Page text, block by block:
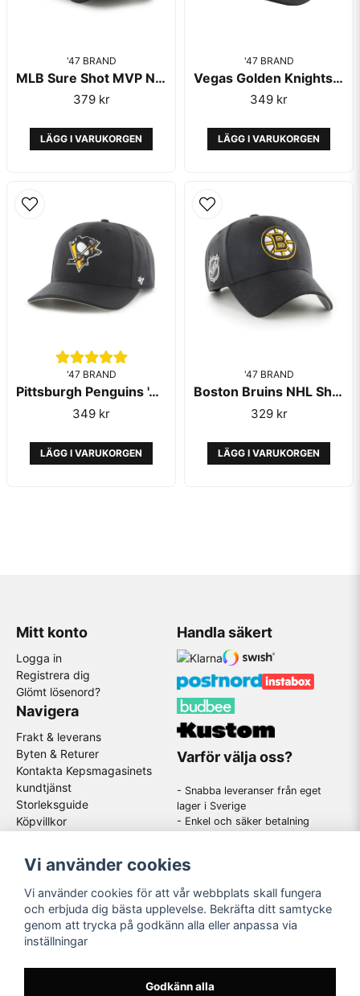
'47 BRAND
MLB Sure Shot MVP New York Yankees Navy - '47 Brand
379 kr
LÄGG I VARUKORGEN
'47 BRAND
Vegas Golden Knights '47 MVP Cold Zone Black/Gold
349 kr
LÄGG I VARUKORGEN
'47 BRAND
Pittsburgh Penguins '47 MVP Cold Zone Black
349 kr
LÄGG I VARUKORGEN
'47 BRAND
Boston Bruins NHL Shure Shot MVP Black - 47 Brand
329 kr
LÄGG I VARUKORGEN
Mitt konto
Logga in
Registrera dig
Glömt lösenord?
Navigera
Frakt & leverans
Byten & Returer
Kontakta Kepsmagasinets
kundtjänst
Storleksguide
Köpvillkor
Om oss
Handla säkert
Varför välja oss?
- Snabba leveranser från eget
lager i Sverige
- Enkel och säker betalning
-En schysst kundtjänst som
Följ oss
Vi använder cookies
Vi använder cookies för att vår webbplats skall fungera
och erbjuda dig bästa upplevelse. Bekräfta ditt samtycke
genom att trycka på godkänn alla eller anpassa via
inställningar
Godkänn alla